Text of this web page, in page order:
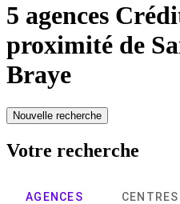
5 agences
proximité de
Braye
Nouvelle recherche
Votre recherche
AGENCES